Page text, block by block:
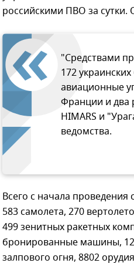
российскими ПВО за
"Средствами
172
авиационные
Франции и два
HIMARS и
ведомства.
Всего с начала
583 самолета, 270
499 зенитных ракетных
бронированные машины,
залпового огня, 8802